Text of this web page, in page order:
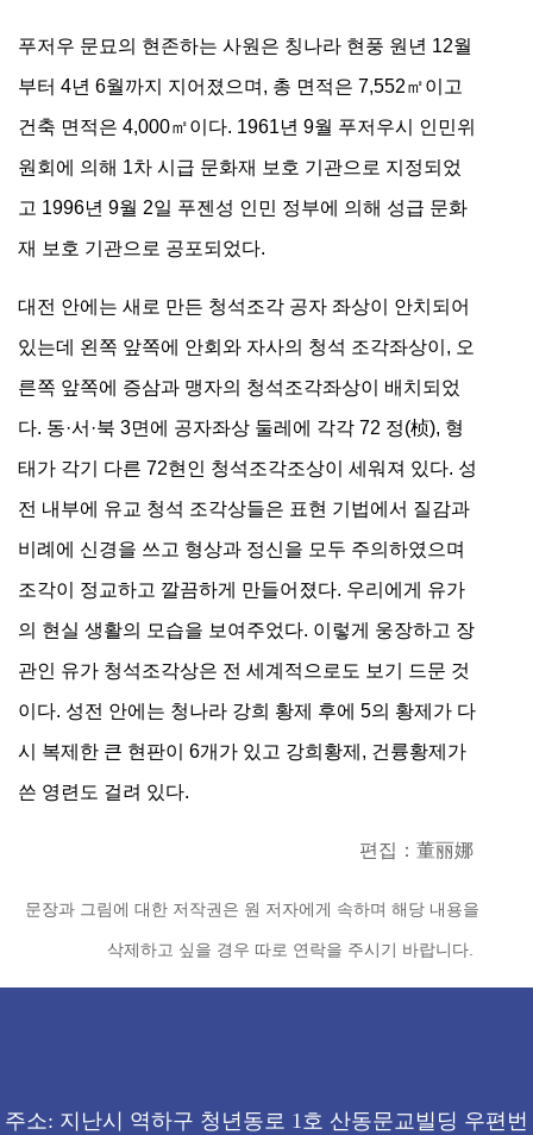
푸저우 문묘의 현존하는 사원은 칭나라 현풍 원년 12월
부터 4년 6월까지 지어졌으며, 총 면적은 7,552㎡이고
건축 면적은 4,000㎡이다. 1961년 9월 푸저우시 인민위
원회에 의해 1차 시급 문화재 보호 기관으로 지정되었
고 1996년 9월 2일 푸젠성 인민 정부에 의해 성급 문화
재 보호 기관으로 공포되었다.
대전 안에는 새로 만든 청석조각 공자 좌상이 안치되어
있는데 왼쪽 앞쪽에 안회와 자사의 청석 조각좌상이, 오
른쪽 앞쪽에 증삼과 맹자의 청석조각좌상이 배치되었
다. 동·서·북 3면에 공자좌상 둘레에 각각 72 정(桢), 형
태가 각기 다른 72현인 청석조각조상이 세워져 있다. 성
전 내부에 유교 청석 조각상들은 표현 기법에서 질감과
비례에 신경을 쓰고 형상과 정신을 모두 주의하였으며
조각이 정교하고 깔끔하게 만들어졌다. 우리에게 유가
의 현실 생활의 모습을 보여주었다. 이렇게 웅장하고 장
관인 유가 청석조각상은 전 세계적으로도 보기 드문 것
이다. 성전 안에는 청나라 강희 황제 후에 5의 황제가 다
시 복제한 큰 현판이 6개가 있고 강희황제, 건륭황제가
쓴 영련도 걸려 있다.
편집：董丽娜
문장과 그림에 대한 저작권은 원 저자에게 속하며 해당 내용을
삭제하고 싶을 경우 따로 연락을 주시기 바랍니다.
주소: 지난시 역하구 청년동로 1호 산동문교빌딩 우편번